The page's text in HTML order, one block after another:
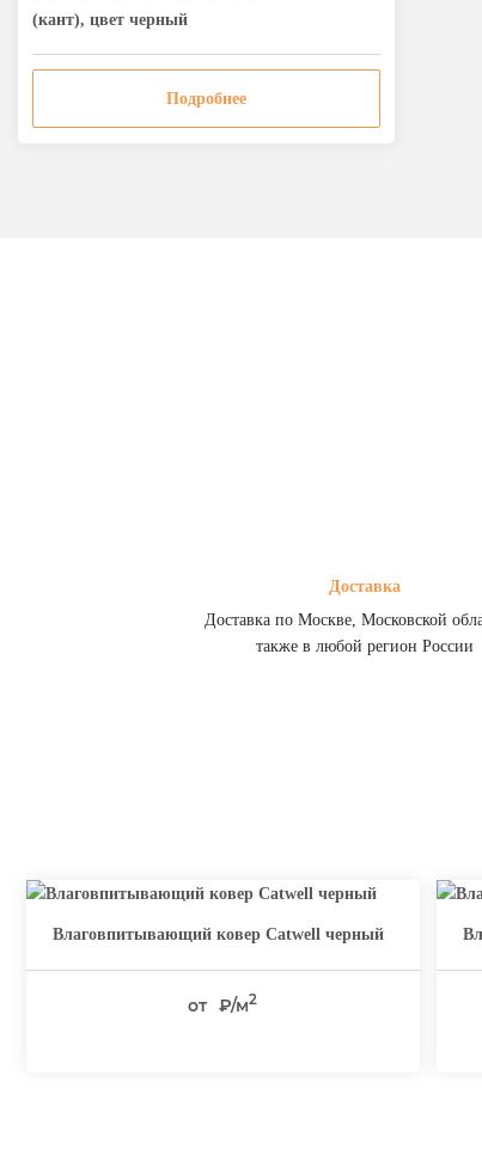
(кант), цвет черный
Подробнее
Доставка
Доставка по Москве, Московской
также в любой регион России
Влаговпитывающий ковер Catwell черный
от ₽/м2